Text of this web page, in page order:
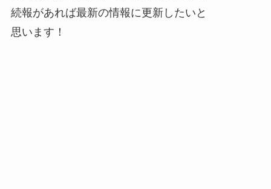
続報があれば最新の情報に更新したいと
思います！